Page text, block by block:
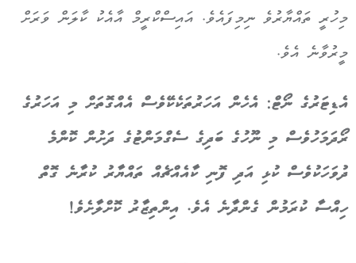
މިހުރީ ތައްޔާރުވެ ނިމިފައެވެ. އައިސްކްރީމް އާއެކު ކާލަން ވަރަށް
މީރުވާނެ އެވެ.
އެޑިޓަރުގެ ނޯޓް: އެހެން އަހަރުތަކެކޭވެސް އެއްގޮތަށް މި އަހަރުގެ
ރޯދަމަހުވެސް މި ނޫހުގެ ބަދިގެ ސެގްމަންޓުގެ ދަށުން ކޮންމެ
ދުވަހަކުވެސް ކުޅި އަދި ފޮނި ކާއެއްޗެއް ތައްޔާރު ކުރާނެ ގޮތް
ހިއްސާ ކުރަމުން ގެންދާނެ އެވެ. އިންތިޒާރު ކޮށްލާށެވެ!